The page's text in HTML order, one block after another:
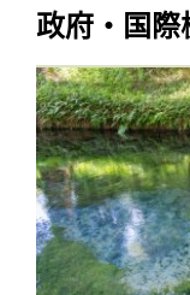
政府・国際